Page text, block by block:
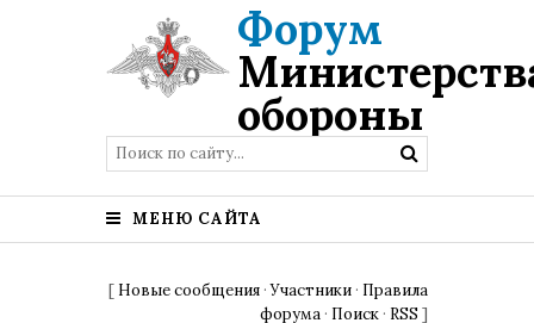
Форум
обороны
МЕНЮ САЙТА
[ Новые сообщения ·Участники · Правила
форума · Поиск · RSS ]